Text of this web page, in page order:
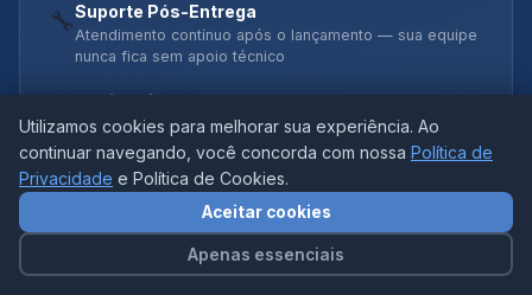
🔧Suporte Pós-Entrega
Atendimento contínuo após o lançamento — sua equipe
nunca fica sem apoio técnico
Código Limpo e Documentado
Arquitetura organizada, versionada em Git e fácil de
evoluir com o negócio
Tecnologias que utilizamos
Utilizamos cookies para melhorar sua experiência. Ao
continuar navegando, você concorda com nossa Política de
Privacidade e Política de Cookies.
Aceitar cookies
Apenas essenciais